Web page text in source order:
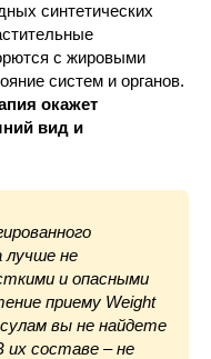
синтетических
с жировыми
систем и органов.
окажет
вид и
лучше не
и опасными
приему Weight
вы не найдете
их составе – не